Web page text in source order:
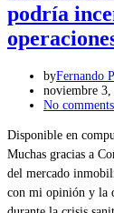
podría
byFernando
noviembre 3,
No comments
Disponible en
Muchas gracias a
del mercado
con mi opinión y la